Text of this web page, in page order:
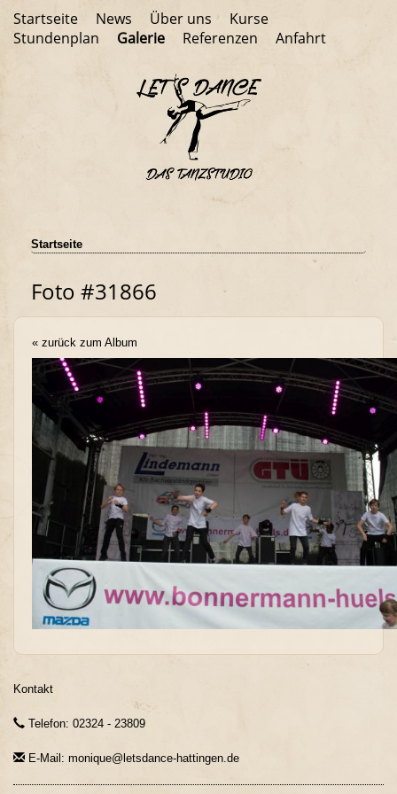
Startseite News Über uns
Kurse
Stundenplan
Galerie Referenzen Anfahrt
Startseite
Foto #31866
« zurück zum Album
Kontakt
Telefon: 02324 - 23809
E-Mail: monique@letsdance-hattingen.de